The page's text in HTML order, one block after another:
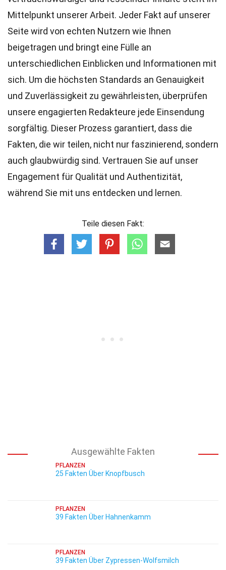
Mittelpunkt unserer Arbeit. Jeder Fakt auf unserer
Seite wird von echten Nutzern wie Ihnen
beigetragen und bringt eine Fülle an
unterschiedlichen Einblicken und Informationen mit
sich. Um die höchsten Standards an Genauigkeit
und Zuverlässigkeit zu gewährleisten, überprüfen
unsere engagierten Redakteure jede Einsendung
sorgfältig. Dieser Prozess garantiert, dass die
Fakten, die wir teilen, nicht nur faszinierend, sondern
auch glaubwürdig sind. Vertrauen Sie auf unser
Engagement für Qualität und Authentizität,
während Sie mit uns entdecken und lernen.
Teile diesen Fakt:
Ausgewählte Fakten
PFLANZEN
25 Fakten Über Knopfbusch
PFLANZEN
39 Fakten Über Hahnenkamm
PFLANZEN
39 Fakten Über Zypressen-Wolfsmilch